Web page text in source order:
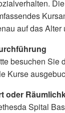
auf das Alter
besuchen Sie
Kurse
oder
Spital